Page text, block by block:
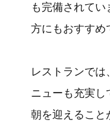
も完備されて
方にもおすすめ
レストランで
ニューも充実し
朝を迎えること